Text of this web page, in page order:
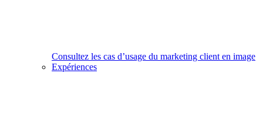
Consultez les cas d’usage du marketing client en image
Expériences